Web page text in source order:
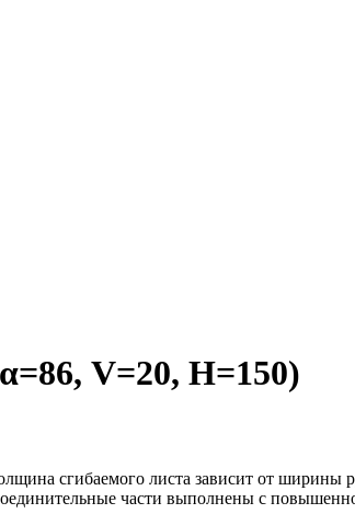
V=20, H=150)
сгибаемого листа зависит от ширины
части выполнены с